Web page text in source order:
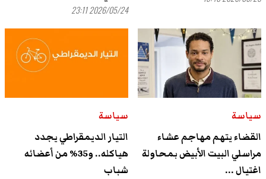
2026/05/24 23:11
سياسة
القضاء يتهم مهاجم عشاء
مراسلي البيت الأبيض بمحاولة
اغتيال ...
سياسة
التيار الديمقراطي يجدد
هياكله.. و35% من أعضائه
شباب